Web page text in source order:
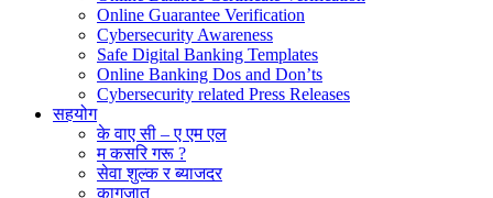
Online Guarantee Verification
Cybersecurity Awareness
Safe Digital Banking Templates
Online Banking Dos and Don’ts
Cybersecurity related Press Releases
सहयोग
के वाए सी – ए एम एल
म कसरि गरू ?
सेवा शुल्क र ब्याजदर
कागजात